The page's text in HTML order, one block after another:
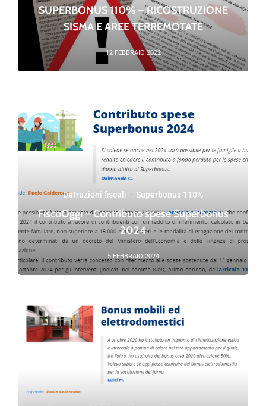
SUPERBONUS 110% – RICOSTRUZIONE
SISMA E AREE TERREMOTATE
12 FEBBRAIO 2022
Detrazioni fiscali · Superbonus 110%
FiscoOggi – Contributo spese Superbonus
2024
5 FEBBRAIO 2024